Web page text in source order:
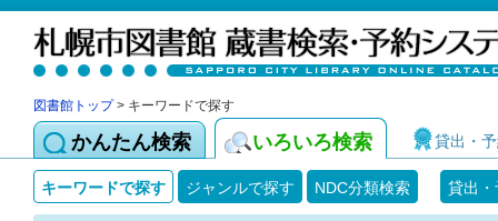
図書館トップ> キーワードで探す
かんたん検索 いろいろ検索 貸出・
キーワードで探す ジャンルで探す NDC分類検索 貸出